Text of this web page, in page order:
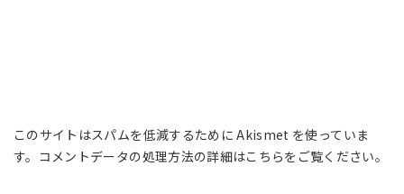
このサイトはスパムを低減するために Akismet を使っていま
す。 コメントデータの処理方法の詳細はこちらをご覧ください。